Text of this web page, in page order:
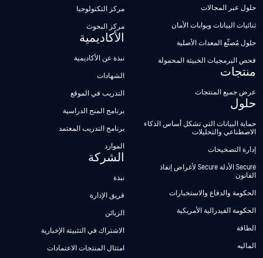
حلول عبر المجالات
ثنائيات البيانات وبوابات الأمان
حلول مُصنِّع المعدات الأصلية
فحص البرمجيات الخبيثة المحمولة
منتجات
عرض جميع المنتجات
حلول
حماية البيانات التي تشكل أساس الذكاء
الاصطناعي والتحليلات
إدارة التصحيحات
Secure الأدلة Secure لأغراض إنفاذ
القانون
الحكومة والدفاع والاستخبارات
الحكومة الفيدرالية الأمريكية
الطاقة
الماليه
مركز التكنولوجيا
مركز البحوث
الأكاديمية
نبذة عن الأكاديمية
الشهادات
التدريب في الموقع
برنامج المنح الدراسية
برنامج التدريب المعتمد
الموارد
الشركة
نبذة
فريق الإدارة
الزبائن
الاشتراك في التثبيتة الإخبارية
امتثال المنتجات الاعتمادات